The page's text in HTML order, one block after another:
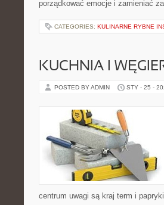
porządkować emocje i zamieniać
CATEGORIES: KULINARNE RYBNE
KUCHNIA I
POSTED BY ADMIN STY - 25 -
centrum uwagi są kraj term i